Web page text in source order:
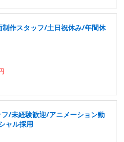
制作スタッフ/土日祝休み/年間休
/未経験歓迎/アニメーション動
ャル採用